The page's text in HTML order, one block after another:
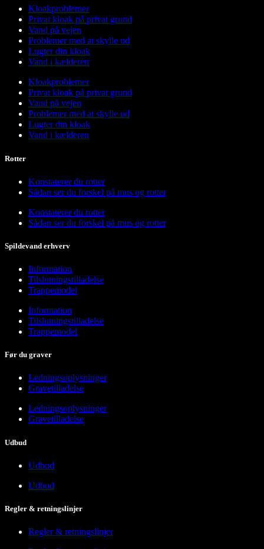
Kloakproblemer
Privat kloak på privat grund
Vand på vejen
Problemer med at skylle ud
Lugter din kloak
Vand i kælderen
Kloakproblemer
Privat kloak på privat grund
Vand på vejen
Problemer med at skylle ud
Lugter din kloak
Vand i kælderen
Rotter
Konstaterer du rotter
Sådan ser du forskel på mus og rotter
Konstaterer du rotter
Sådan ser du forskel på mus og rotter
Spildevand erhverv
Information
Tilslutningstilladelse
Trappemodel
Information
Tilslutningstilladelse
Trappemodel
Før du graver
Ledningsoplysninger
Gravetilladelse
Ledningsoplysninger
Gravetilladelse
Udbud
Udbud
Udbud
Regler & retningslinjer
Regler & retningslinjer